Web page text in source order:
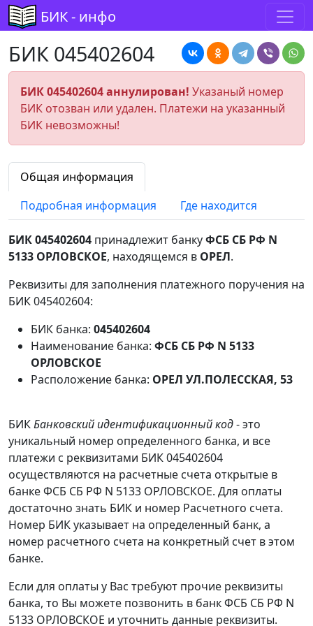
БИК - инфо
БИК 045402604
БИК 045402604 аннулирован! Указаный номер
БИК отозван или удален. Платежи на указанный
БИК невозможны!
Общая информация
Подробная информация
Где находится
БИК 045402604 принадлежит банкуФСБ СБ РФ N
5133 ОРЛОВСКОЕ, находящемся в ОРЕЛ.
Реквизиты для заполнения платежного поручения на
БИК 045402604:
БИК банка: 045402604
Наименование банка: ФСБ СБ РФ N 5133
ОРЛОВСКОЕ
Расположение банка: ОРЕЛ УЛ.ПОЛЕССКАЯ, 53
БИКБанковский идентификационный код- это
уникальный номер определенного банка, и все
платежи с реквизитами БИК 045402604
осуществляются на расчетные счета открытые в
банке ФСБ СБ РФ N 5133 ОРЛОВСКОЕ. Для оплаты
достаточно знать БИК и номер Расчетного счета.
Номер БИК указывает на определенный банк, а
номер расчетного счета на конкретный счет в этом
банке.
Если для оплаты у Вас требуют прочие реквизиты
банка, то Вы можете позвонить в банк ФСБ СБ РФ N
5133 ОРЛОВСКОЕ и уточнить данные реквизиты.